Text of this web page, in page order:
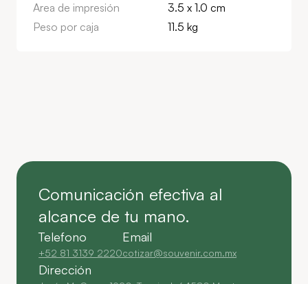
Area de impresión
3.5 x 1.0 cm
Peso por caja
11.5 kg
Comunicación efectiva al
alcance de tu mano.
Telefono
+52 81 3139 2220
Email
cotizar@souvenir.com.mx
Dirección